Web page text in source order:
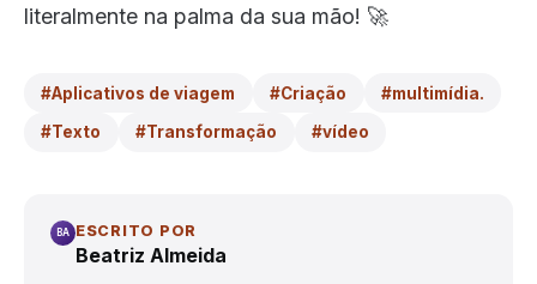
literalmente na palma da sua mão! 🚀
#Aplicativos de viagem #Criação #multimídia.
#Texto #Transformação #vídeo
BA ESCRITO POR
Beatriz Almeida